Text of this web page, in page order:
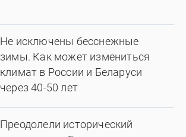
Не исключены бесснежные
зимы. Как может измениться
климат в России и Беларуси
через 40-50 лет
Преодолели исторический